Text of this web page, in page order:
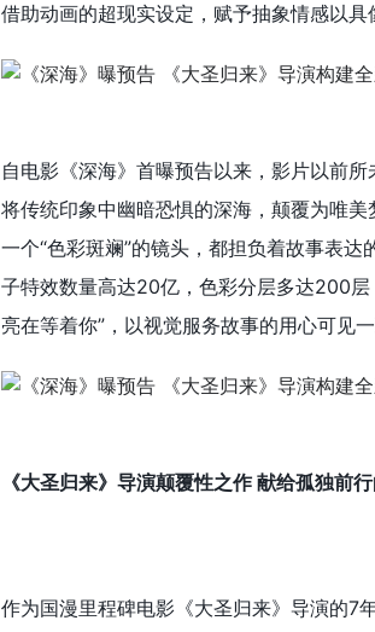
借助动画的超现实设定，赋予抽象情感以具
自电影《深海》首曝预告以来，影片以前
将传统印象中幽暗恐惧的深海，颠覆为唯
一个“色彩斑斓”的镜头，都担负着故事表
子特效数量高达20亿，色彩分层多达200
亮在等着你”，以视觉服务故事的用心可见一
《大圣归来》导演颠覆性之作 献给孤独前
作为国漫里程碑电影《大圣归来》导演的7